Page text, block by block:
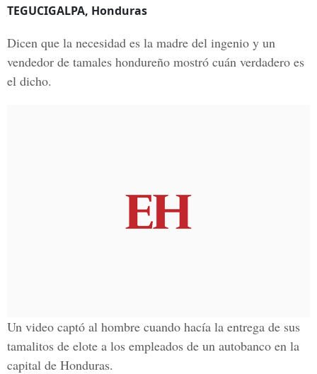
TEGUCIGALPA, Honduras
Dicen que la necesidad es la madre del ingenio y un
vendedor de tamales hondureño mostró cuán verdadero es
el dicho.
Un video captó al hombre cuando hacía la entrega de sus
tamalitos de elote a los empleados de un autobanco en la
capital de Honduras.